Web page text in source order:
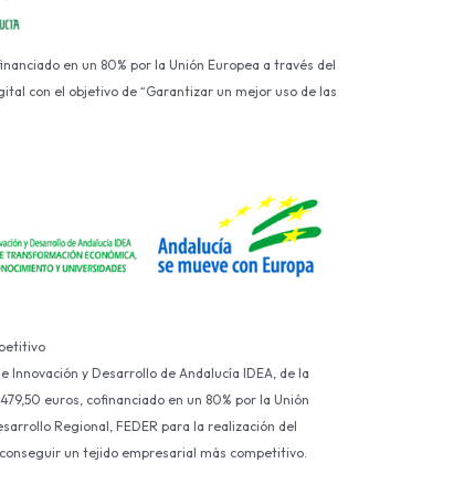
en un 80% por la Unión Europea a través del
con el objetivo de “Garantizar un mejor uso de las
Innovación y Desarrollo de Andalucía IDEA, de la
euros, cofinanciado en un 80% por la Unión
Regional, FEDER para la realización del
un tejido empresarial más competitivo.